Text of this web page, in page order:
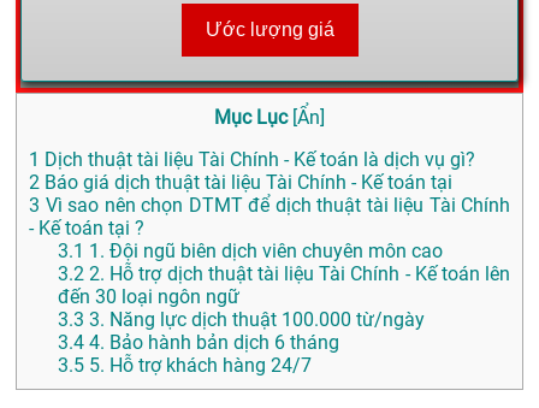
Ước lượng giá
Mục Lục [Ẩn]
1 Dịch thuật tài liệu Tài Chính - Kế toán là dịch vụ gì?
2 Báo giá dịch thuật tài liệu Tài Chính - Kế toán tại
3 Vì sao nên chọn DTMT để dịch thuật tài liệu Tài Chính
- Kế toán tại ?
3.1 1. Đội ngũ biên dịch viên chuyên môn cao
3.2 2. Hỗ trợ dịch thuật tài liệu Tài Chính - Kế toán lên
đến 30 loại ngôn ngữ
3.3 3. Năng lực dịch thuật 100.000 từ/ngày
3.4 4. Bảo hành bản dịch 6 tháng
3.5 5. Hỗ trợ khách hàng 24/7